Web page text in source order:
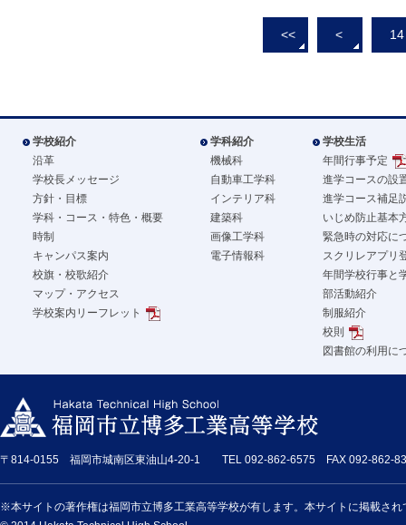
<< < 14
学校紹介
沿革
学校長メッセージ
方針・目標
学科・コース・特色・概要
時制
キャンパス案内
校旗・校歌紹介
マップ・アクセス
学校案内リーフレット
学科紹介
機械科
自動車工学科
インテリア科
建築科
画像工学科
電子情報科
学校生活
年間行事予定
進学コースの設
進学コース補足
いじめ防止基本
緊急時の対応に
スクリレアプリ
年間学校行事と
部活動紹介
制服紹介
校則
図書館の利用に
〒814-0155 福岡市城南区東油山4-20-1 TEL 092-862-6575 FAX 092-862-
※本サイトの著作権は福岡市立博多工業高等学校が有します。本サイトに掲載さ